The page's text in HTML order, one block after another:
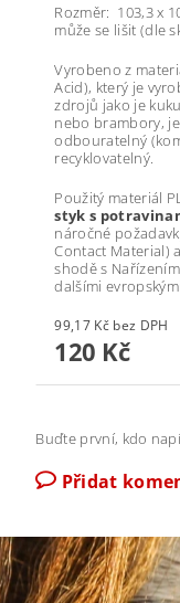
Rozměr: 103,3 x
může se lišit (dle
Vyrobeno z
Acid), který je
zdrojů jako je
nebo brambory,
odbouratelný
recyklovatelný.
Použitý materiál
styk s
náročné
Contact Material)
shodě s
dalšími
99,17 Kč bez DPH
120 Kč
Buďte první, kdo
Přidat